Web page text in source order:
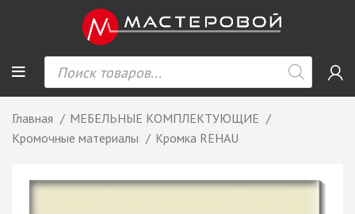
Главная
МЕБЕЛЬНЫЕ КОМПЛЕКТУЮЩИЕ
Кромочные материалы
Кромка REHAU